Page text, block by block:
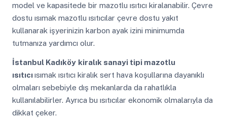
model ve kapasitede bir mazotlu ısıtıcı kiralanabilir. Çevre
dostu ısımak mazotlu ısıtıcılar çevre dostu yakıt
kullanarak işyerinizin karbon ayak izini minimumda
tutmanıza yardımcı olur.
İstanbul Kadıköy kiralık sanayi tipi mazotlu
ısıtıcıısımak ısıtıcı kiralık sert hava koşullarına dayanıklı
olmaları sebebiyle dış mekanlarda da rahatlıkla
kullanılabilirler. Ayrıca bu ısıtıcılar ekonomik olmalarıyla da
dikkat çeker.